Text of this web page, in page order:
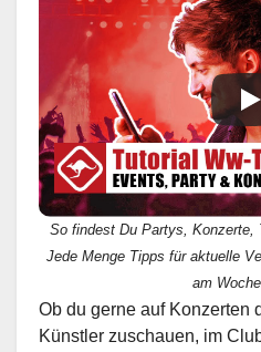
So findest Du Partys, Konzerte,
Jede Menge Tipps für aktuelle
am
Ob du gerne auf Konzerten
Künstler zuschauen, im